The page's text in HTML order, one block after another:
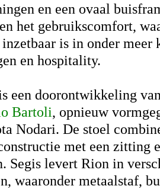
en een ovaal
het gebruikscomfort,
inzetbaar is in onder meer
en hospitality.
een doorontwikkeling
Bartoli, opnieuw
Nodari. De stoel
met een zitting
Segis levert Rion in
waaronder metaalstaf,